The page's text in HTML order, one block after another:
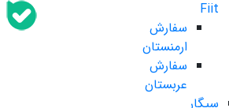
Fiit
سفارش
ارمنستان
سفارش
عربستان
سیگار